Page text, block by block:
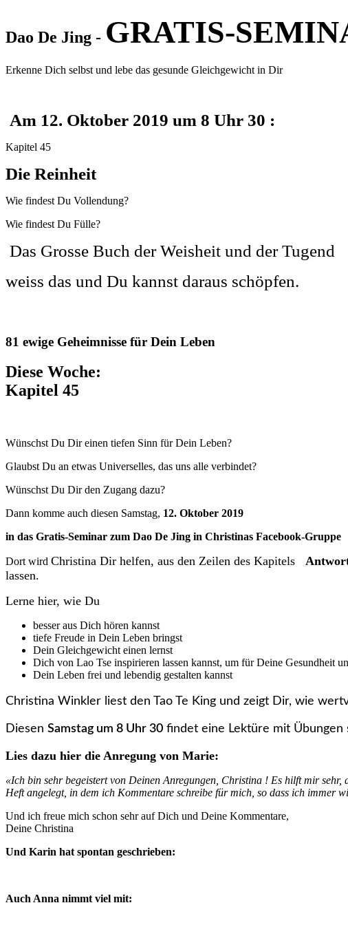
Dao De Jing - GRATIS-
Erkenne Dich selbst und lebe das gesunde Gleichgewicht in Dir
Am 12. Oktober 2019 um 8 Uhr 30 :
Kapitel 45
Die Reinheit
Wie findest Du Vollendung?
Wie findest Du Fülle?
Das Grosse Buch der Weisheit und der Tugend
weiss das und Du kannst daraus schöpfen.
81 ewige Geheimnisse für Dein Leben
Diese Woche:
Kapitel 45
Wünschst Du Dir einen tiefen Sinn für Dein Leben?
Glaubst Du an etwas Universelles, das uns alle verbindet?
Wünschst Du Dir den Zugang dazu?
Dann komme auch diesen Samstag, 12. Oktober 2019
in das Gratis-Seminar zum Dao De Jing in Christinas Facebook-Gruppe
Dort wird Christina Dir helfen, aus den Zeilen des Kapitels
lassen.
Lerne hier, wie Du
besser aus Dich hören kannst
tiefe Freude in Dein Leben bringst
Dein Gleichgewicht einen lernst
Dich von Lao Tse inspirieren lassen kannst, um für Deine Gesundheit
Dein Leben frei und lebendig gestalten kannst
Christina Winkler liest den Tao Te King und zeigt Dir, wie
Diesen Samstag um 8 Uhr 30 findet eine Lektüre mit
Lies dazu hier die Anregung von Marie:
«Ich bin sehr begeistert von Deinen Anregungen, Christina ! Es hilft mir
Heft angelegt, in dem ich Kommentare schreibe für mich, so dass ich immer
Und ich freue mich schon sehr auf Dich und Deine Kommentare,
Deine Christina
Und Karin hat spontan geschrieben:
Auch Anna nimmt viel mit: